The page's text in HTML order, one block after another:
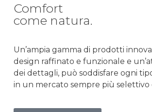
Comfort
come natura.
Un’ampia gamma di prodotti
design raffinato e funzionale e
dei dettagli, può soddisfare ogni
in un mercato sempre più selettivo